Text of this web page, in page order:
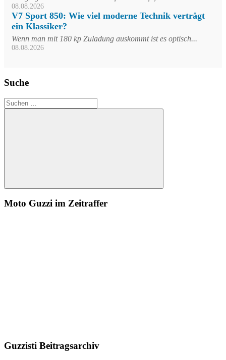
08.08.2026
V7 Sport 850: Wie viel moderne Technik verträgt
ein Klassiker?
Wenn man mit 180 kp Zuladung auskommt ist es optisch...
08.08.2026
Suche
Suchen
nach:
Suchen
Moto Guzzi im Zeitraffer
Guzzisti Beitragsarchiv